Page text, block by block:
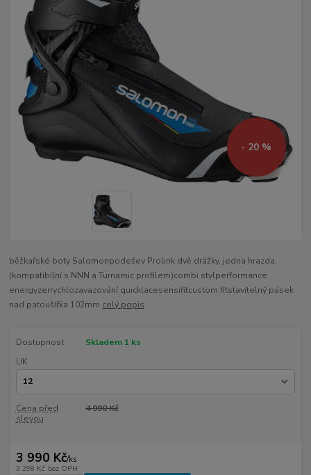
- 20 %
běžkařské boty Salomonpodešev Prolink dvě drážky, jedna hrazda,
(kompatibilní s NNN a Turnamic profilem)combi stylperformance
energyzerrychlozavazování quicklacesensifitcustom fitstavitelný pásek
nad patoušířka 102mm celý popis
Dostupnost
Skladem 1 ks
UK
Cena před
slevou
4 990 Kč
3 990 Kč/ks
3 298 Kč bez DPH